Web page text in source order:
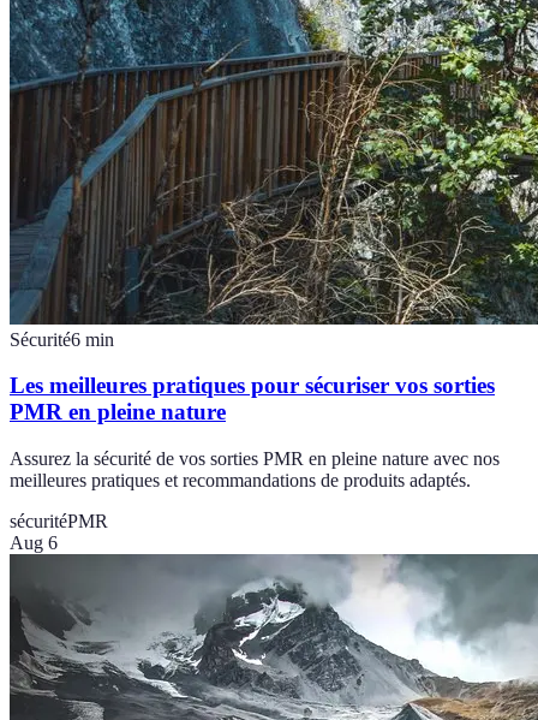
Sécurité6 min
Les meilleures pratiques pour sécuriser vos sorties
PMR en pleine nature
Assurez la sécurité de vos sorties PMR en pleine nature avec nos
meilleures pratiques et recommandations de produits adaptés.
sécuritéPMR
Aug 6